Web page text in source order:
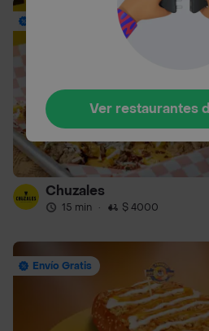
Chuzales
15 min · $ 4000
Envío Gratis
Ver restaurantes